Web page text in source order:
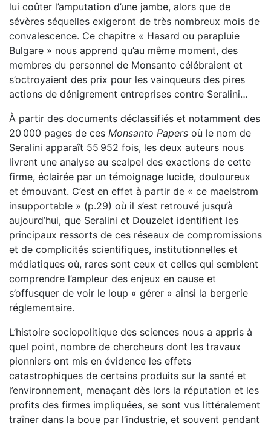
lui coûter l’amputation d’une jambe, alors que de
sévères séquelles exigeront de très nombreux mois de
convalescence. Ce chapitre « Hasard ou parapluie
Bulgare » nous apprend qu’au même moment, des
membres du personnel de Monsanto célébraient et
s’octroyaient des prix pour les vainqueurs des pires
actions de dénigrement entreprises contre Seralini…
À partir des documents déclassifiés et notamment des
20 000 pages de ces Monsanto Papers où le nom de
Seralini apparaît 55 952 fois, les deux auteurs nous
livrent une analyse au scalpel des exactions de cette
firme, éclairée par un témoignage lucide, douloureux
et émouvant. C’est en effet à partir de « ce maelstrom
insupportable » (p.29) où il s’est retrouvé jusqu’à
aujourd’hui, que Seralini et Douzelet identifient les
principaux ressorts de ces réseaux de compromissions
et de complicités scientifiques, institutionnelles et
médiatiques où, rares sont ceux et celles qui semblent
comprendre l’ampleur des enjeux en cause et
s’offusquer de voir le loup « gérer » ainsi la bergerie
réglementaire.
L’histoire sociopolitique des sciences nous a appris à
quel point, nombre de chercheurs dont les travaux
pionniers ont mis en évidence les effets
catastrophiques de certains produits sur la santé et
l’environnement, menaçant dès lors la réputation et les
profits des firmes impliquées, se sont vus littéralement
traîner dans la boue par l’industrie, et souvent pendant